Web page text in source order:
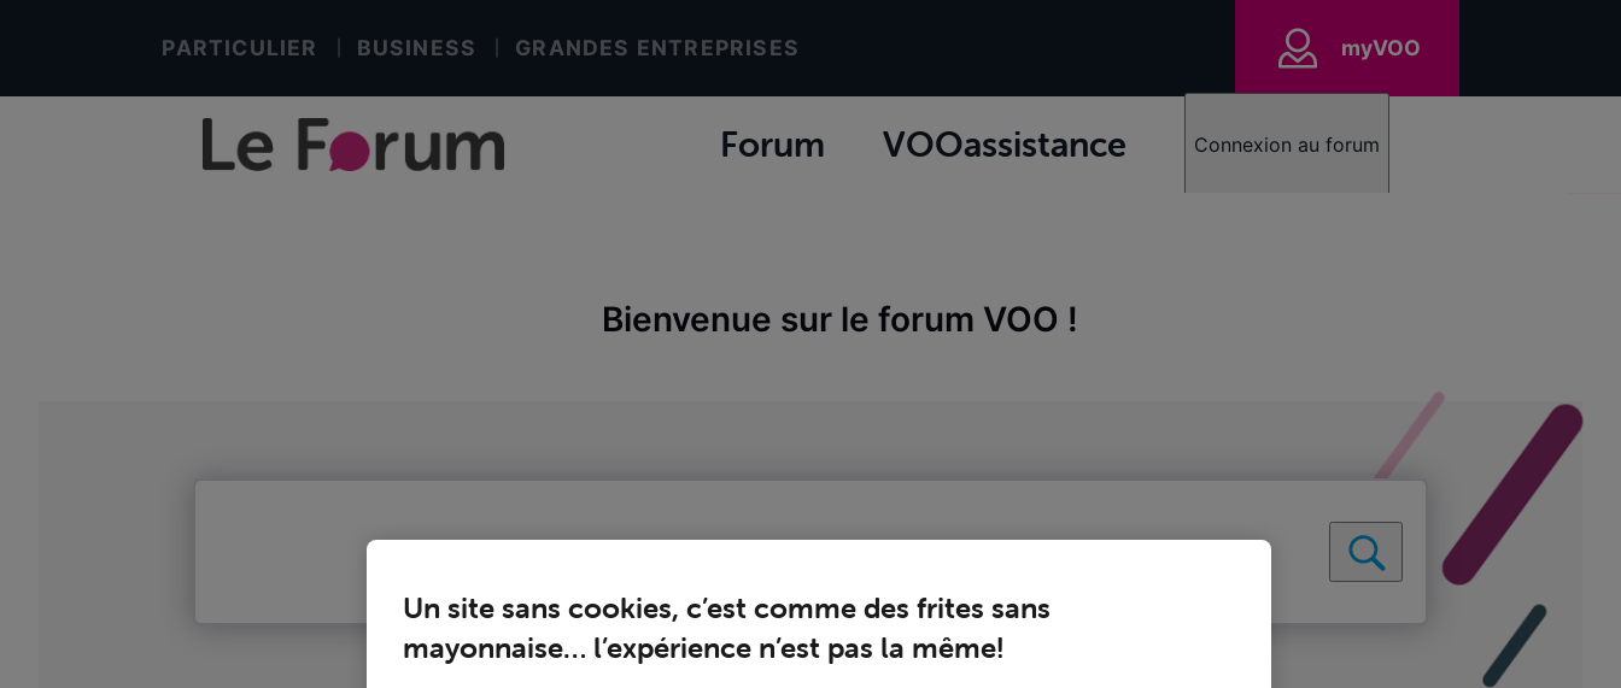
PARTICULIER BUSINESS GRANDES ENTREPRISES myVOO
Forum VOOassistance Connexion au forum
Bienvenue sur le forum VOO !
Un site sans cookies, c’est comme des frites sans
mayonnaise… l’expérience n’est pas la même!